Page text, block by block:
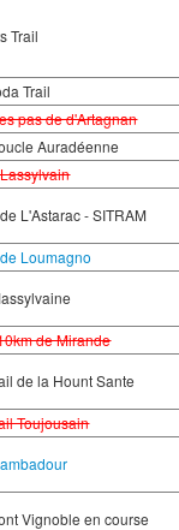
Trail
Trail
pas de d'Artagnan
Auradéenne
L'Astarac - SITRAM
Loumagno
de Mirande
de la Hount Sante
Toujousain
Vignoble en course